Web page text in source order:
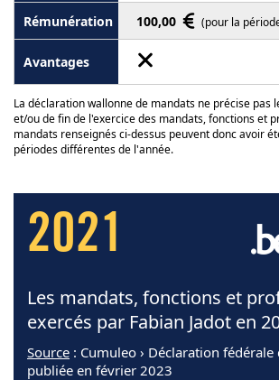
100,00 (pour la
La déclaration wallonne de mandats ne précise pas
et/ou de fin de l'exercice des mandats, fonctions et
mandats renseignés ci-dessus peuvent donc avoir
périodes différentes de l'année.
2021
Les mandats, fonctions et
exercés par Fabian Jadot en
Source : Cumuleo › Déclaration
publiée en février 2023